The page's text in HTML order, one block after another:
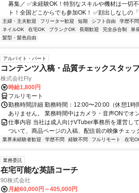
募集／ ✅未経験OK！特別なスキルや機材は一切
ト！全国どこからでも参加OK！ ✅顔出しなしの
主婦・主夫歓迎 フリーター歓迎 短期 シフト自由 学歴不問
ネイルOK
在宅OK ブランクOK 長期歓迎 完全歩合制 単
髪型・髪色自由
アルバイト・パート
コンテンツ入稿・品質チェックスタッフ
株式会社Fly
時給1,800円
フルリモート
勤務時間詳細 勤務時間：12:00〜20:00（休憩1
ありません。 業務時間中はカメラ・音声ONでオ
仕事内容 当社は成人向けVTuber事務所を運営し
ついて、商品ページの入稿、配信前の映像チェ
業界未経験者歓迎 学歴不問 経験不問 フルリモート 在宅
業務委託
在宅可能な英語コーチ
90株式会社
月給60,000円～405,000円